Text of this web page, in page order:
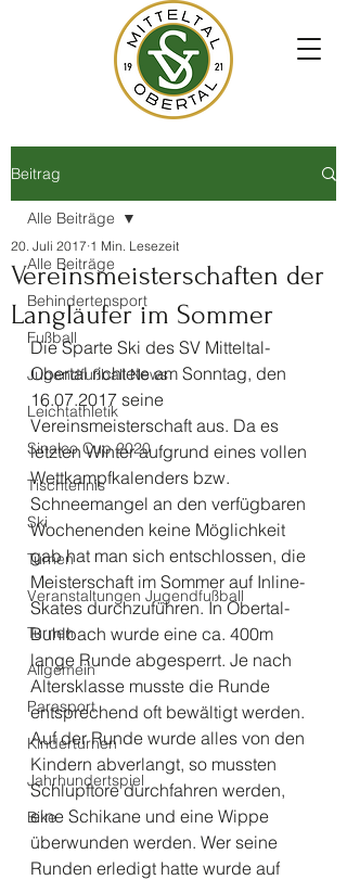
Beitrag
Alle Beiträge
Behindertensport
Fußball
Jugendfußball News
Leichtathletik
Sinalco Cup 2020
Tischtennis
Ski
Turnen
Veranstaltungen Jugendfußball
Turnen
Allgemein
Parasport
Kinderturnen
Jahrhundertspiel
Bike
Alle Beiträge
Vereinsmeisterschaften der
Langläufer im Sommer
20. Juli 2017 1 Min. Lesezeit
Die Sparte Ski des SV Mitteltal-
Obertal richtete am Sonntag, den
16.07.2017 seine
Vereinsmeisterschaft aus. Da es
letzten Winter aufgrund eines vollen
Wettkampfkalenders bzw.
Schneemangel an den verfügbaren
Wochenenden keine Möglichkeit
gab hat man sich entschlossen, die
Meisterschaft im Sommer auf Inline-
Skates durchzuführen. In Obertal-
Buhlbach wurde eine ca. 400m
lange Runde abgesperrt. Je nach
Altersklasse musste die Runde
entsprechend oft bewältigt werden.
Auf der Runde wurde alles von den
Kindern abverlangt, so mussten
Schlupftore durchfahren werden,
eine Schikane und eine Wippe
überwunden werden. Wer seine
Runden erledigt hatte wurde auf